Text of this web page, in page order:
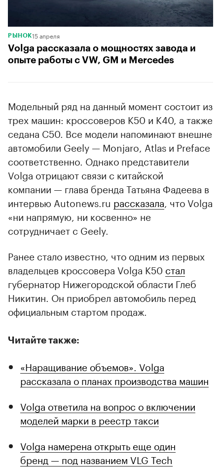
РЫНОК15 апреля
Volga рассказала о мощностях завода и
опыте работы с VW, GM и Mercedes
Модельный ряд на данный момент состоит из
трех машин: кроссоверов K50 и K40, а также
седана C50. Все модели напоминают внешне
автомобили Geely — Monjaro, Atlas и Preface
соответственно. Однако представители
Volga отрицают связи с китайской
компании — глава бренда Татьяна Фадеева в
интервью Autonews.ru рассказала , что Volga
«ни напрямую, ни косвенно» не
сотрудничает с Geely.
Ранее стало известно, что одним из первых
владельцев кроссовера Volga K50 стал
губернатор Нижегородской области Глеб
Никитин. Он приобрел автомобиль перед
официальным стартом продаж.
Читайте также:
«Наращивание объемов». Volga
рассказала о планах производства машин
Volga ответила на вопрос о включении
моделей марки в реестр такси
Volga намерена открыть еще один
бренд — под названием VLG Tech